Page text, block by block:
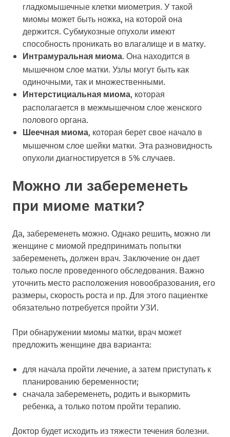
гладкомышечные клетки миометрия. У такой
миомы может быть ножка, на которой она
держится. Субмукозные опухоли имеют
способность проникать во влагалище и в матку.
Интрамуральная миома. Она находится в
мышечном слое матки. Узлы могут быть как
одиночными, так и множественными.
Интерстициальная миома, которая
располагается в межмышечном слое женского
полового органа.
Шеечная миома, которая берет свое начало в
мышечном слое шейки матки. Эта разновидность
опухоли диагностируется в 5% случаев.
Можно ли забеременеть
при миоме матки?
Да, забеременеть можно. Однако решить, можно ли
женщине с миомой предпринимать попытки
забеременеть, должен врач. Заключение он дает
только после проведенного обследования. Важно
уточнить место расположения новообразования, его
размеры, скорость роста и пр. Для этого пациентке
обязательно потребуется пройти УЗИ.
При обнаружении миомы матки, врач может
предложить женщине два варианта:
для начала пройти лечение, а затем приступать к
планированию беременности;
сначала забеременеть, родить и выкормить
ребенка, а только потом пройти терапию.
Доктор будет исходить из тяжести течения болезни.